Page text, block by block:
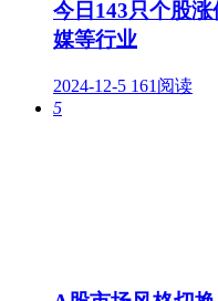
今日143只个股
媒等行业
2024-12-5 161阅读
5